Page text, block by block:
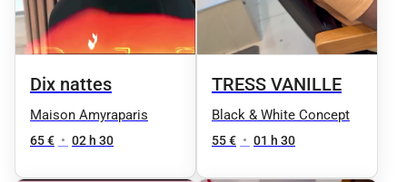
Dix nattes
Maison Amyraparis
65 € • 02 h 30
TRESS VANILLE
Black & White Concept
55 € • 01 h 30